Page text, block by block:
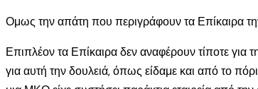
Ομως την απάτη που περιγράφουν τα Επίκαιρα
Επιπλέον τα Επίκαιρα δεν αναφέρουν τίποτε
για αυτή την δουλειά, όπως είδαμε και από το